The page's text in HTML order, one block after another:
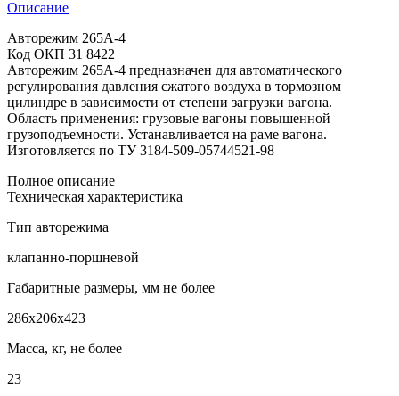
Описание
Авторежим 265А-4
Код ОКП 31 8422
Авторежим 265А-4 предназначен для автоматического
регулирования давления сжатого воздуха в тормозном
цилиндре в зависимости от степени загрузки вагона.
Область применения: грузовые вагоны повышенной
грузоподъемности. Устанавливается на раме вагона.
Изготовляется по ТУ 3184-509-05744521-98
Полное описание
Техническая характеристика
Тип авторежима
клапанно-поршневой
Габаритные размеры, мм не более
286х206х423
Масса, кг, не более
23